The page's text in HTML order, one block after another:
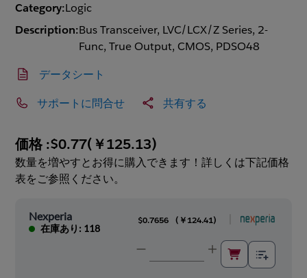
Category:Logic
Description:Bus Transceiver, LVC/LCX/Z Series, 2-
Func, True Output, CMOS, PDSO48
データシート
サポートに問合せ 共有する
価格 :$0.77(￥125.13)
数量を増やすとお得に購入できます！詳しくは下記価格
表をご参照ください。
Nexperia
在庫あり: 118
$0.7656 ( ￥124.41)